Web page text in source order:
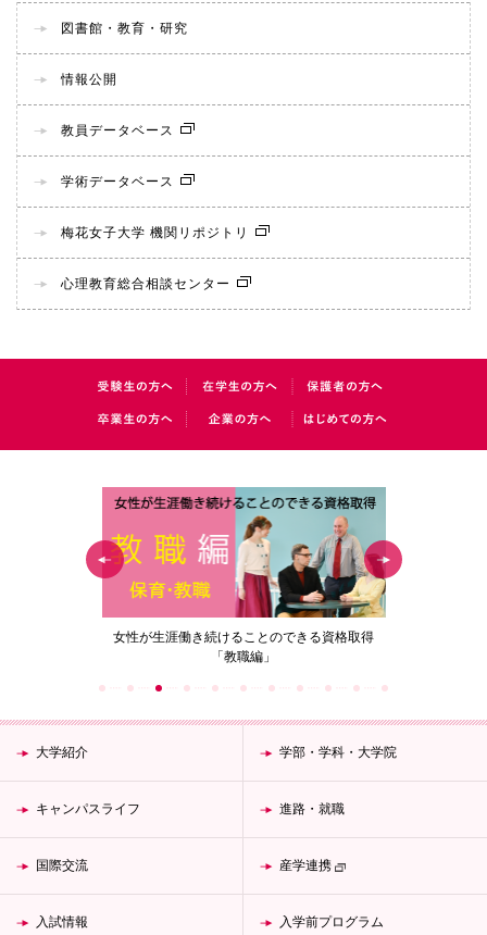
図書館・教育・研究
情報公開
教員データベース
学術データベース
梅花女子大学 機関リポジトリ
心理教育総合相談センター
女性が生涯働き続けることのできる資格取得
「教職編」
大学紹介 学部・学科・大学院
キャンパスライフ 進路・就職
国際交流 産学連携
入試情報 入学前プログラム